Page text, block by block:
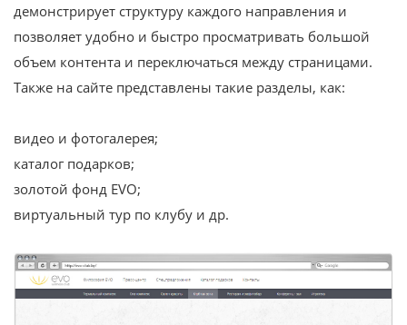
демонстрирует структуру каждого направления и
позволяет удобно и быстро просматривать большой
объем контента и переключаться между страницами.
Также на сайте представлены такие разделы, как:
видео и фотогалерея;
каталог подарков;
золотой фонд EVO;
виртуальный тур по клубу и др.